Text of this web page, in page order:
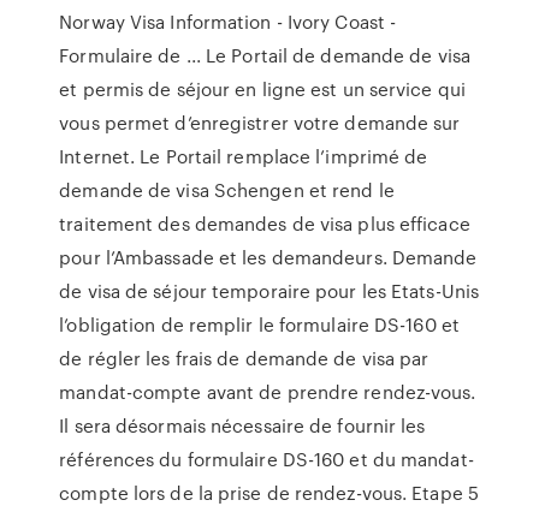
Norway Visa Information - Ivory Coast -
Formulaire de ... Le Portail de demande de visa
et permis de séjour en ligne est un service qui
vous permet d’enregistrer votre demande sur
Internet. Le Portail remplace l’imprimé de
demande de visa Schengen et rend le
traitement des demandes de visa plus efficace
pour l’Ambassade et les demandeurs. Demande
de visa de séjour temporaire pour les Etats-Unis
l’obligation de remplir le formulaire DS-160 et
de régler les frais de demande de visa par
mandat-compte avant de prendre rendez-vous.
Il sera désormais nécessaire de fournir les
références du formulaire DS-160 et du mandat-
compte lors de la prise de rendez-vous. Etape 5